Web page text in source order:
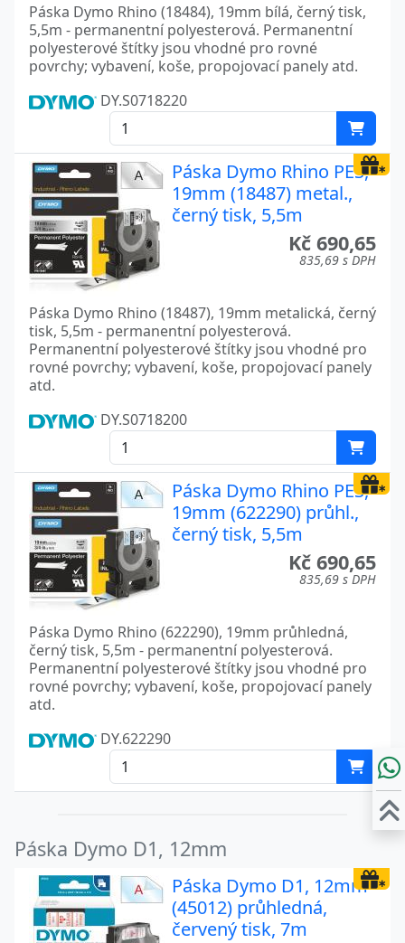
Páska Dymo Rhino (18484), 19mm bílá, černý tisk,
5,5m - permanentní polyesterová. Permanentní
polyesterové štítky jsou vhodné pro rovné
povrchy; vybavení, koše, propojovací panely atd.
DY.S0718220
Páska Dymo Rhino PES,
19mm (18487) metal.,
černý tisk, 5,5m
Kč 690,65
835,69 s DPH
Páska Dymo Rhino (18487), 19mm metalická, černý
tisk, 5,5m - permanentní polyesterová.
Permanentní polyesterové štítky jsou vhodné pro
rovné povrchy; vybavení, koše, propojovací panely
atd.
DY.S0718200
Páska Dymo Rhino PES,
19mm (622290) průhl.,
černý tisk, 5,5m
Kč 690,65
835,69 s DPH
Páska Dymo Rhino (622290), 19mm průhledná,
černý tisk, 5,5m - permanentní polyesterová.
Permanentní polyesterové štítky jsou vhodné pro
rovné povrchy; vybavení, koše, propojovací panely
atd.
DY.622290
Páska Dymo D1, 12mm
Páska Dymo D1, 12mm
(45012) průhledná,
červený tisk, 7m